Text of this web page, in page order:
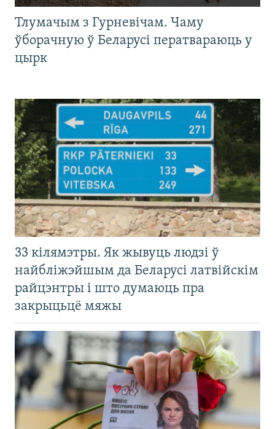
Тлумачым з Гурневічам. Чаму
ўборачную ў Беларусі ператвараюць у
цырк
33 кілямэтры. Як жывуць людзі ў
найбліжэйшым да Беларусі латвійскім
райцэнтры і што думаюць пра
закрыцьцё мяжы